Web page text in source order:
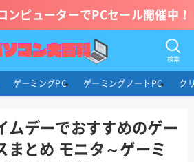
ンピューターでPCセール開催中！
検索
ゲーミングPC ゲーミングノートPC ク
ムデーでおすすめのゲー
まとめ モニタ～ゲーミ